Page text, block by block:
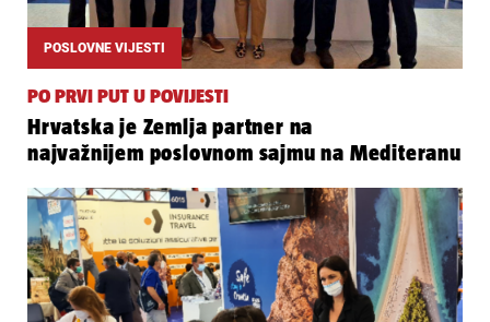
POSLOVNE VIJESTI
PO PRVI PUT U POVIJESTI
Hrvatska je Zemlja partner na
najvažnijem poslovnom sajmu na Mediteranu